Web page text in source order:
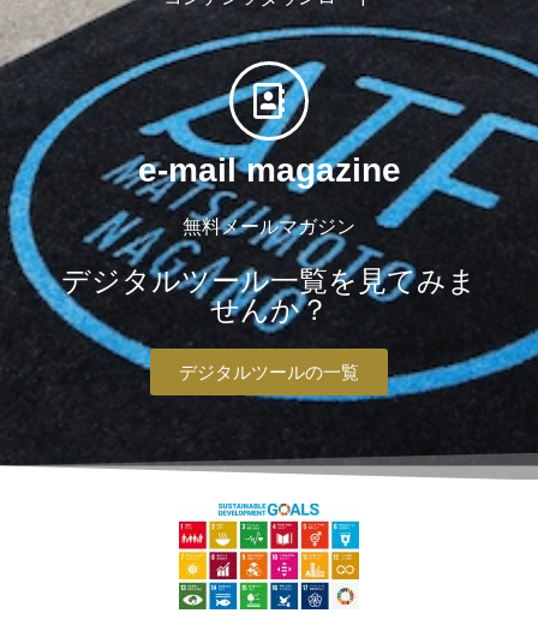
e-mail magazine
無料メールマガジン
デジタルツール一覧を見てみま
せんか？
デジタルツールの一覧